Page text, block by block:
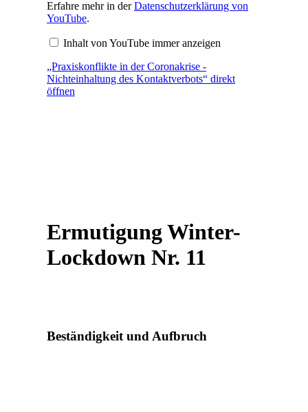
Erfahre mehr in derDatenschutzerklärung von
YouTube.
Inhalt von YouTube immer anzeigen
„Praxiskonflikte in der Coronakrise -
Nichteinhaltung des Kontaktverbots“ direkt
öffnen
Ermutigung Winter-
Lockdown Nr. 11
Beständigkeit und Aufbruch